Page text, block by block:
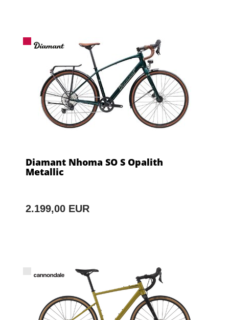
Diamant Nhoma SO S Opalith
Metallic
2.199,00 EUR